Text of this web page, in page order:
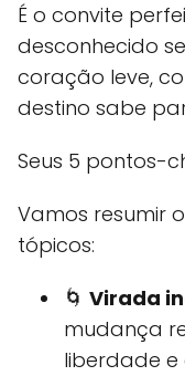
É o convite
desconhecido
coração leve,
destino sabe
Seus 5 pontos-
Vamos resumir
tópicos:
🌀 Virada
mudança
liberdade e